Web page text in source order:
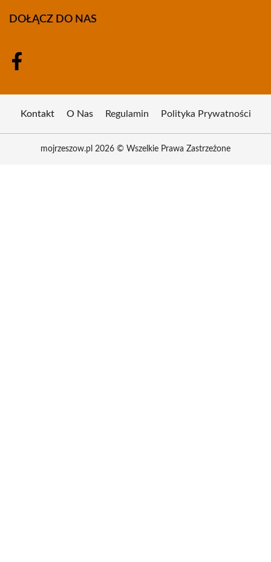
DOŁĄCZ DO NAS
Kontakt O Nas Regulamin Polityka Prywatności
mojrzeszow.pl 2026 © Wszelkie Prawa Zastrzeżone